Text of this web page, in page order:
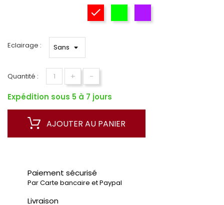
Eclairage :
Quantité : +
-
Expédition sous 5 à 7 jours
AJOUTER AU PANIER
Paiement sécurisé
Par Carte bancaire et Paypal
Livraison